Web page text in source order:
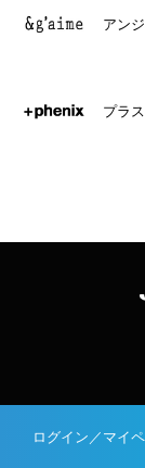
アン
プラ
ログイン／マイ